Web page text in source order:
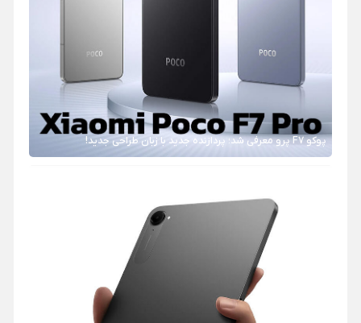
پوکو F7 پرو معرفی شد؛ پردازنده جدید با زبان طراحی جدید!